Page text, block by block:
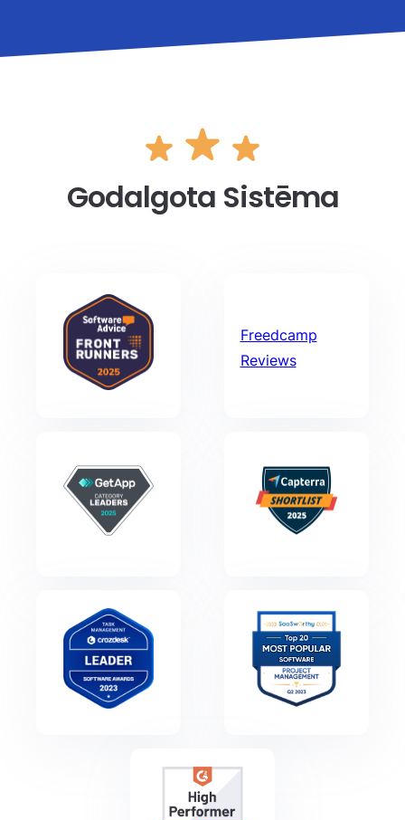
Godalgota Sistēma
Freedcamp
Reviews